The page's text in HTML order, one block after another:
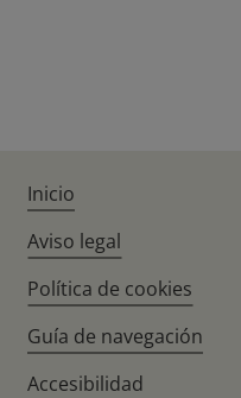
Inicio
Aviso legal
Política de cookies
Guía de navegación
Accesibilidad